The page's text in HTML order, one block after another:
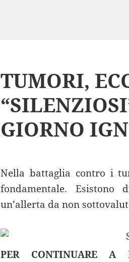
TUMORI,
GIORNO
Nella battaglia contro i
fondamentale. Esistono
un’allerta da non
PER CONTINUARE A